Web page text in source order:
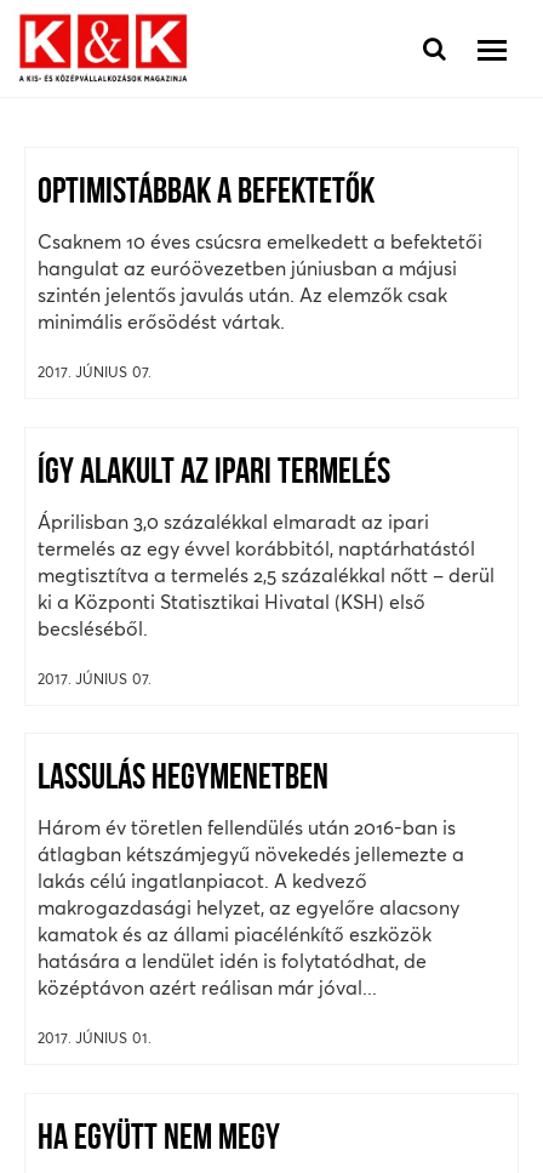
OPTIMISTÁBBAK A BEFEKTETŐK
Csaknem 10 éves csúcsra emelkedett a befektetői
hangulat az euróövezetben júniusban a májusi
szintén jelentős javulás után. Az elemzők csak
minimális erősödést vártak.
2017. JÚNIUS 07.
ÍGY ALAKULT AZ IPARI TERMELÉS
Áprilisban 3,0 százalékkal elmaradt az ipari
termelés az egy évvel korábbitól, naptárhatástól
megtisztítva a termelés 2,5 százalékkal nőtt – derül
ki a Központi Statisztikai Hivatal (KSH) első
becsléséből.
2017. JÚNIUS 07.
LASSULÁS HEGYMENETBEN
Három év töretlen fellendülés után 2016-ban is
átlagban kétszámjegyű növekedés jellemezte a
lakás célú ingatlanpiacot. A kedvező
makrogazdasági helyzet, az egyelőre alacsony
kamatok és az állami piacélénkítő eszközök
hatására a lendület idén is folytatódhat, de
középtávon azért reálisan már jóval...
2017. JÚNIUS 01.
HA EGYÜTT NEM MEGY